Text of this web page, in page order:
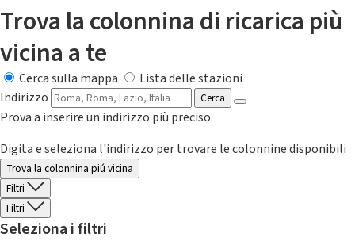
Trova la colonnina di ricarica più
vicina a te
Cerca sulla mappa
Lista delle stazioni
Indirizzo
Cerca
Prova a inserire un indirizzo più preciso.
Digita e seleziona l'indirizzo per trovare le colonnine disponibili
Trova la colonnina piú vicina
Filtri
Filtri
Seleziona i filtri